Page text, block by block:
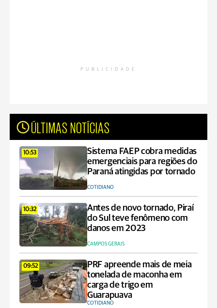
PUBLICIDADE
ÚLTIMAS NOTÍCIAS
10:53
Sistema FAEP cobra medidas
emergenciais para regiões do
Paraná atingidas por tornado
COTIDIANO
10:32
Antes de novo tornado, Piraí
do Sul teve fenômeno com
danos em 2023
CAMPOS GERAIS
09:52
PRF apreende mais de meia
tonelada de maconha em
carga de trigo em
Guarapuava
COTIDIANO